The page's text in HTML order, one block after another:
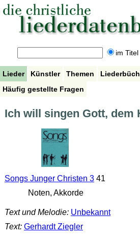
im Titel
Lieder Künstler Themen
Häufig gestellte Fragen
Ich will singen Gott, dem
Songs Junger Christen 341
Noten, Akkorde
Text und Melodie: Unbekannt
Text: Gerhardt Ziegler